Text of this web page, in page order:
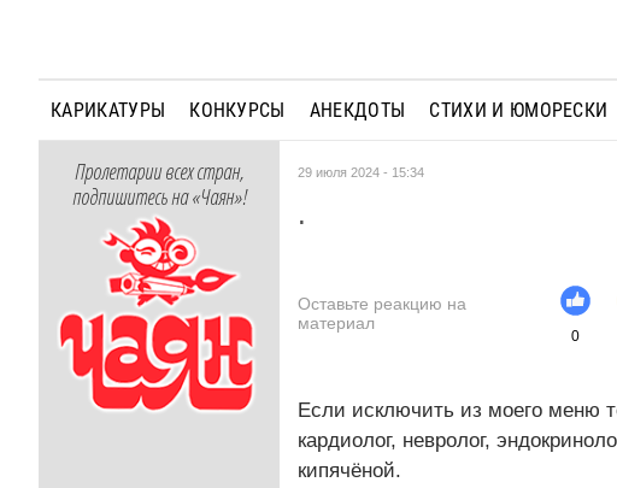
КАРИКАТУРЫ КОНКУРСЫ АНЕКДОТЫ СТИХИ И ЮМОРЕСКИ
Пролетарии всех стран,
подпишитесь на «Чаян»!
29 июля 2024 - 15:34
.
Оставьте реакцию на
материал
0
Если исключить из моего меню
кардиолог, невролог,
кипячёной.